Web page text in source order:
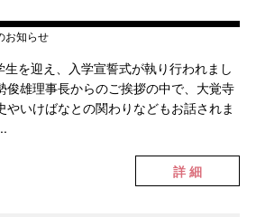
お知らせ
を迎え、入学宣誓式が執り行われまし
俊雄理事長からのご挨拶の中で、大覚寺
やいけばなとの関わりなどもお話されま
詳 細